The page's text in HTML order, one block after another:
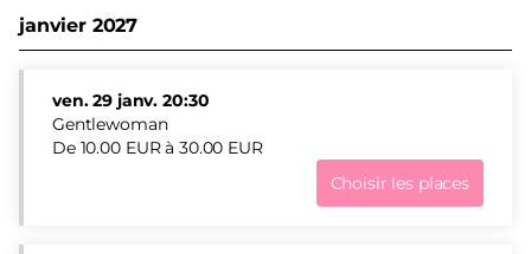
janvier 2027
ven. 29 janv. 20:30
Gentlewoman
De 10.00 EUR à30.00 EUR
Choisir les places
Gentlewoman